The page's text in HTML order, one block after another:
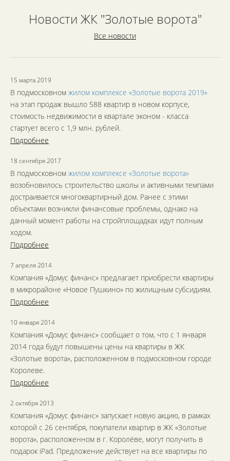
Новости ЖК "Золотые ворота"
Все новости
15 марта 2019
В подмосковном жилом комплексе «Золотые ворота 2019»
на этап продаж вышло 588 квартир в новом корпусе,
стоимость недвижимости в квартале эконом - класса
стартует всего с 1,9 млн. рублей.
Подробнее
18 сентября 2017
В подмосковном жилом комплексе «Золотые ворота»
возобновилось строительство школы и активными темпами
достраивается многоквартирный дом. Ранее с этими
объектами возникли финансовые проблемы, однако на
данный момент работы на стройплощадках идут полным
ходом.
Подробнее
7 апреля 2014
Компания «Домус финанс» предлагает приобрести квартиры
в микрорайоне «Новое Пушкино» по жилищным субсидиям.
Подробнее
10 января 2014
Компания «Домус финанс» сообщает о том, что с 1 января
2014 года будут повышены цены на квартиры в ЖК
«Золотые ворота», расположенном в подмосковном городе
Королеве.
Подробнее
2 октября 2013
Компания «Домус финанс» запускает новую акцию, в рамках
которой с 26 сентября, покупатели квартир в ЖК «Золотые
ворота», расположенном в г. Королёве, могут получить в
подарок iPad. Предложение действует на все квартиры по